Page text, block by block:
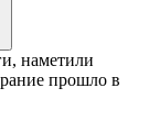
наметили
прошло в